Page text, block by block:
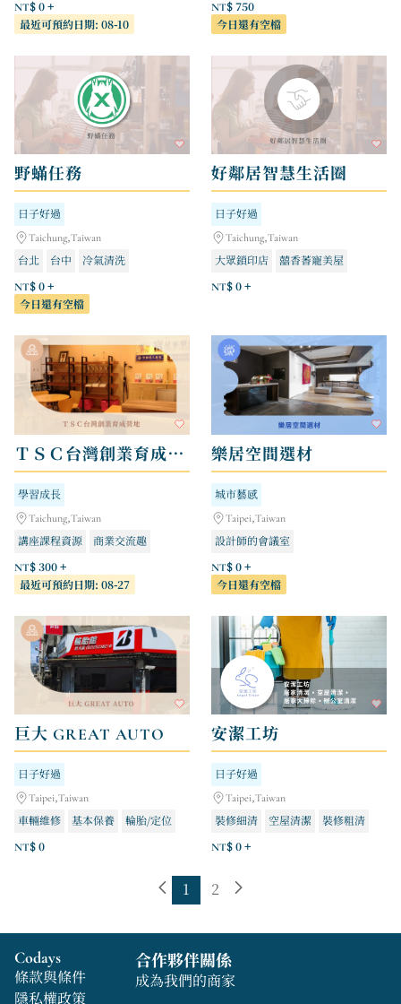
NT$ 0 +
最近可預約日期: 08-10
NT$ 750
今日還有空檔
野蟎任務
日子好過
Taichung,Taiwan
台北
台中 冷氣清洗
NT$ 0 +
今日還有空檔
好鄰居智慧生活圈
日子好過
Taichung,Taiwan
大眾鎖印店
囍香萫寵美屋
薩朵美顏Spa
NT$ 0 +
ＴＳＣ台灣創業育成營地
學習成長
Taichung,Taiwan
講座課程資源
商業交流趣
會員獨享禮
NT$ 300 +
最近可預約日期: 08-27
樂居空間選材
城市藝感
Taipei,Taiwan
設計師的會議室
建材圖書館-專人導覽
NT$ 0 +
今日還有空檔
巨大 GREAT AUTO
日子好過
Taipei,Taiwan
車輛維修
基本保養 輪胎/定位
NT$ 0
安潔工坊
日子好過
Taipei,Taiwan
裝修細清
空屋清潔 裝修粗清
NT$ 0 +
1 2
Codays
條款與條件
隱私權政策
合作夥伴關係
成為我們的商家